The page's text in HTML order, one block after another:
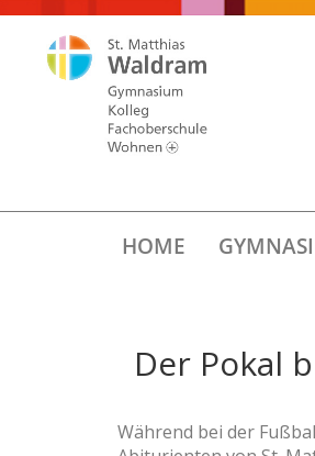
HOME
Der Pokal
Während bei der